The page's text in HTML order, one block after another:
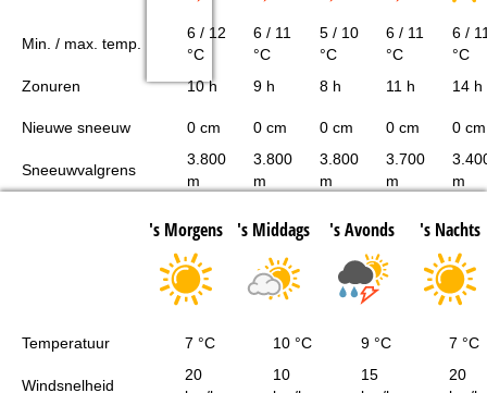
Min. / max. temp.
6 / 12
°C
6 / 11
°C
5 / 10
°C
6 / 11
°C
6 /
°C
Zonuren
10 h 9 h 8 h 11 h 14 h
Nieuwe sneeuw 0 cm 0 cm 0 cm 0 cm 0 cm
Sneeuwvalgrens
3.800
m
3.800
m
3.800
m
3.700
m
m
's Morgens 's Middags 's Avonds 's Nachts
Temperatuur 7 °C 10 °C 9 °C 7 °C
Windsnelheid
20
10
15
20